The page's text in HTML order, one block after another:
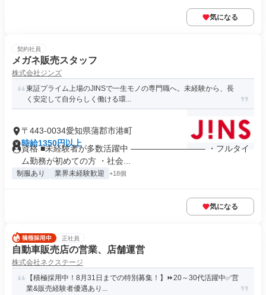
気になる
契約社員
メガネ販売スタッフ
株式会社ジンズ
東証プライム上場のJINSで一生モノの専門職へ。未経験から、長
く安定して自分らしく働ける環...
〒443-0034愛知県蒲郡市港町
時給1350円以上
資格 ■未経験者が多数活躍中 ――――――――― ・フルタイ
ム勤務が初めての方 ・社会...
制服あり 業界未経験歓迎 +18個
気になる
正社員
自動車販売店の営業、店舗運営
株式会社ネクステージ
【積極採用中！8月31日までの特別募集！】⏩️20～30代活躍中✅営
業&販売経験者優遇あり...